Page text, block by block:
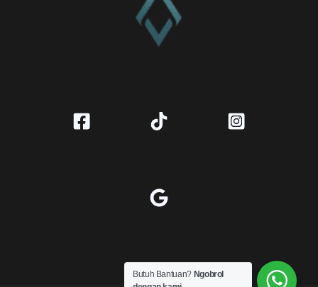
Butuh Bantuan? Ngobrol